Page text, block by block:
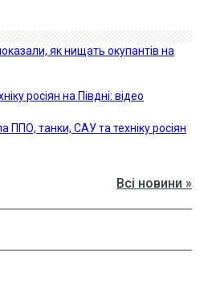
як нищать окупантів на
росіян на Півдні: відео
танки, САУ та техніку росіян
Всі новини »